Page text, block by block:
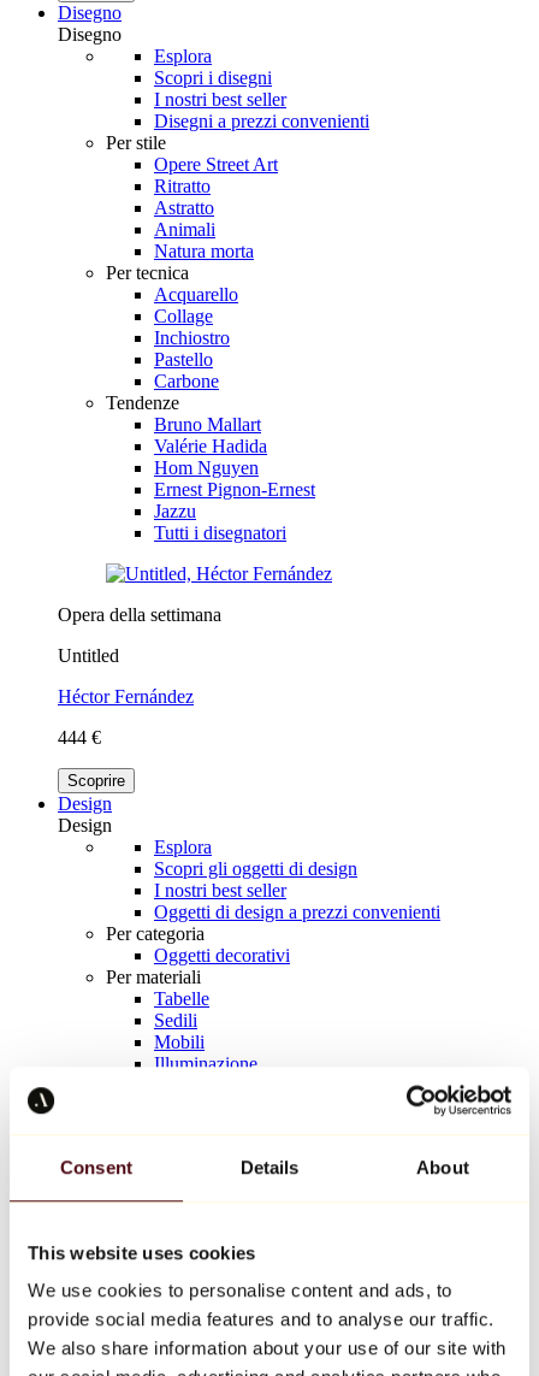
Consent Details About
This website uses cookies
We use cookies to personalise content and ads, to
provide social media features and to analyse our traffic.
We also share information about your use of our site with
Disegno
Disegno
Esplora
Scopri i disegni
I nostri best seller
Disegni a prezzi convenienti
Per stile
Opere Street Art
Ritratto
Astratto
Animali
Natura morta
Per tecnica
Acquarello
Collage
Inchiostro
Pastello
Carbone
Tendenze
Bruno Mallart
Valérie Hadida
Hom Nguyen
Ernest Pignon-Ernest
Jazzu
Tutti i disegnatori
Opera della settimana
Untitled
Héctor Fernández
444 €
Scoprire
Design
Design
Esplora
Scopri gli oggetti di design
I nostri best seller
Oggetti di design a prezzi convenienti
Per categoria
Oggetti decorativi
Per materiali
Tabelle
Sedili
Mobili
Illuminazione
Keith Haring
Tutti i designer
Opera della settimana